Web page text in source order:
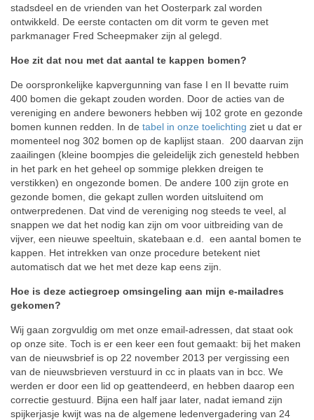
stadsdeel en de vrienden van het Oosterpark zal worden
ontwikkeld. De eerste contacten om dit vorm te geven met
parkmanager Fred Scheepmaker zijn al gelegd.
Hoe zit dat nou met dat aantal te kappen bomen?
De oorspronkelijke kapvergunning van fase I en II bevatte ruim
400 bomen die gekapt zouden worden. Door de acties van de
vereniging en andere bewoners hebben wij 102 grote en gezonde
bomen kunnen redden. In de tabel in onze toelichting ziet u dat er
momenteel nog 302 bomen op de kaplijst staan. 200 daarvan zijn
zaailingen (kleine boompjes die geleidelijk zich genesteld hebben
in het park en het geheel op sommige plekken dreigen te
verstikken) en ongezonde bomen. De andere 100 zijn grote en
gezonde bomen, die gekapt zullen worden uitsluitend om
ontwerpredenen. Dat vind de vereniging nog steeds te veel, al
snappen we dat het nodig kan zijn om voor uitbreiding van de
vijver, een nieuwe speeltuin, skatebaan e.d. een aantal bomen te
kappen. Het intrekken van onze procedure betekent niet
automatisch dat we het met deze kap eens zijn.
Hoe is deze actiegroep omsingeling aan mijn e-mailadres
gekomen?
Wij gaan zorgvuldig om met onze email-adressen, dat staat ook
op onze site. Toch is er een keer een fout gemaakt: bij het maken
van de nieuwsbrief is op 22 november 2013 per vergissing een
van de nieuwsbrieven verstuurd in cc in plaats van in bcc. We
werden er door een lid op geattendeerd, en hebben daarop een
correctie gestuurd. Bijna een half jaar later, nadat iemand zijn
spijkerjasje kwijt was na de algemene ledenvergadering van 24